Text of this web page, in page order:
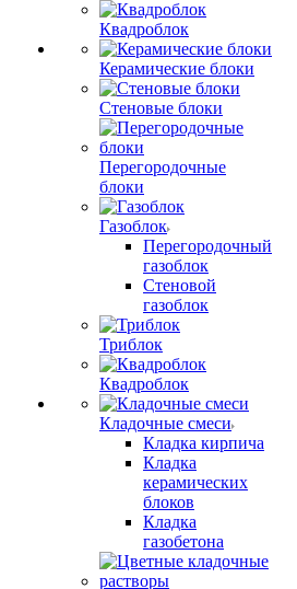
Квадроблок
Керамические блоки
Стеновые блоки
Перегородочные
блоки
Газоблок
Перегородочный
газоблок
Стеновой
газоблок
Триблок
Квадроблок
Кладочные смеси
Кладка кирпича
Кладка
керамических
блоков
Кладка
газобетона